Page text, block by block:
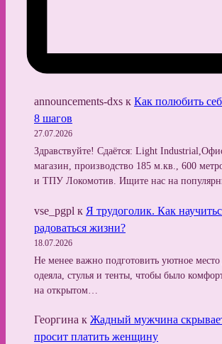
announcements-dxs к Как полюбить
8 шагов
27.07.2026
Здравствуйте! Сдаётся: Light
магазин, производство 185 м.кв., 600
и ТПУ Локомотив. Ищите нас на
vse_pgpl к Я трудоголик. Как
радоваться жизни?
18.07.2026
Не менее важно подготовить уютное
одеяла, стулья и тенты, чтобы было
на открытом…
Георгина к Жадный мужчина
просит платить женщину